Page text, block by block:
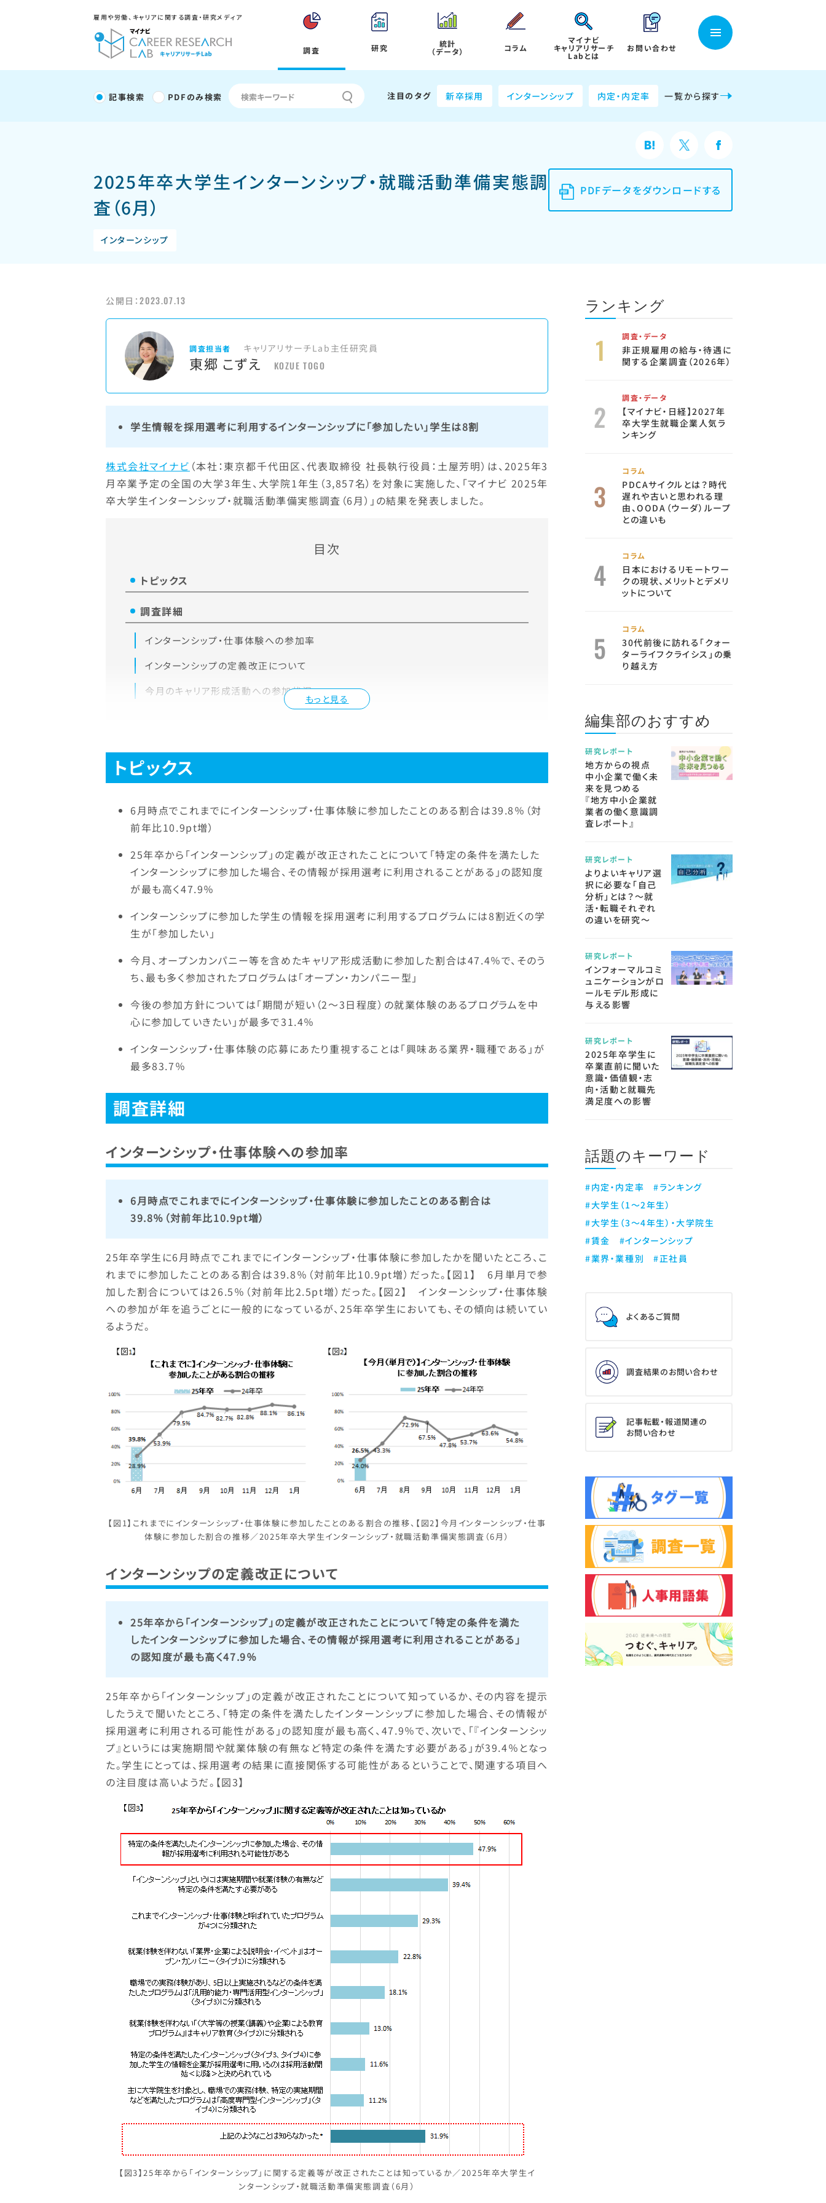
雇用や労働、キャリアに関する調査・研究メディア
調査 研究 統計
（データ） コラム
マイナビ
キャリアリサーチ
Labとは
お問い合わせ
記事検索 PDFのみ検索 注目のタグ 新卒採用 インターンシップ 内定・内定率 一覧から探す
2025年卒大学生インターンシップ・就職活動準備実態調
査（6月）
インターンシップ
PDFデータをダウンロードする
公開日：2023.07.13
調査担当者 キャリアリサーチLab主任研究員
東郷 こずえ KOZUE TOGO
学生情報を採用選考に利用するインターンシップに「参加したい」学生は8割
株式会社マイナビ （本社：東京都千代田区、代表取締役 社長執行役員：土屋芳明）は、2025年3
月卒業予定の全国の大学3年生、大学院1年生（3,857名）を対象に実施した、「マイナビ 2025年
卒大学生インターンシップ・就職活動準備実態調査（6月）」の結果を発表しました。
目次
もっと見る
トピックス
調査詳細
インターンシップ・仕事体験への参加率
インターンシップの定義改正について
今月のキャリア形成活動への参加状況
トピックス
6月時点でこれまでにインターンシップ・仕事体験に参加したことのある割合は39.8％（対
前年比10.9pt増）
25年卒から「インターンシップ」の定義が改正されたことについて「特定の条件を満たした
インターンシップに参加した場合、その情報が採用選考に利用されることがある」の認知度
が最も高く47.9％
インターンシップに参加した学生の情報を採用選考に利用するプログラムには8割近くの学
生が「参加したい」
今月、オープンカンパニー等を含めたキャリア形成活動に参加した割合は47.4％で、そのう
ち、最も多く参加されたプログラムは「オープン・カンパニー型」
今後の参加方針については「期間が短い（2～3日程度）の就業体験のあるプログラムを中
心に参加していきたい」が最多で31.4％
インターンシップ・仕事体験の応募にあたり重視することは「興味ある業界・職種である」が
最多83.7％
調査詳細
インターンシップ・仕事体験への参加率
6月時点でこれまでにインターンシップ・仕事体験に参加したことのある割合は
39.8％（対前年比10.9pt増）
25年卒学生に6月時点でこれまでにインターンシップ・仕事体験に参加したかを聞いたところ、こ
れまでに参加したことのある割合は39.8％（対前年比10.9pt増）だった。【図1】 6月単月で参
加した割合については26.5％（対前年比2.5pt増）だった。【図2】 インターンシップ・仕事体験
への参加が年を追うごとに一般的になっているが、25年卒学生においても、その傾向は続いてい
るようだ。
【図1】これまでにインターンシップ・仕事体験に参加したことのある割合の推移、【図2】今月インターンシップ・仕事
体験に参加した割合の推移／2025年卒大学生インターンシップ・就職活動準備実態調査（6月）
インターンシップの定義改正について
25年卒から「インターンシップ」の定義が改正されたことについて「特定の条件を満た
したインターンシップに参加した場合、その情報が採用選考に利用されることがある」
の認知度が最も高く47.9％
25年卒から「インターンシップ」の定義が改正されたことについて知っているか、その内容を提示
したうえで聞いたところ、「特定の条件を満たしたインターンシップに参加した場合、その情報が
採用選考に利用される可能性がある」の認知度が最も高く、47.9％で、次いで、「『インターンシッ
プ』というには実施期間や就業体験の有無など特定の条件を満たす必要がある」が39.4％となっ
た。学生にとっては、採用選考の結果に直接関係する可能性があるということで、関連する項目へ
の注目度は高いようだ。【図3】
【図3】25年卒から「インターンシップ」に関する定義等が改正されたことは知っているか／2025年卒大学生イ
ンターンシップ・就職活動準備実態調査（6月）
ランキング
調査・データ
非正規雇用の給与・待遇に
関する企業調査（2026年）
調査・データ
【マイナビ・日経】2027年
卒大学生就職企業人気ラ
ンキング
コラム
PDCAサイクルとは？時代
遅れや古いと思われる理
由、OODA（ウーダ）ループ
との違いも
コラム
日本におけるリモートワー
クの現状、メリットとデメリ
ットについて
コラム
30代前後に訪れる「クォー
ターライフクライシス」の乗
り越え方
編集部のおすすめ
研究レポート
地方からの視点
中小企業で働く未
来を見つめる
『地方中小企業就
業者の働く意識調
査レポート』
研究レポート
よりよいキャリア選
択に必要な「自己
分析」とは？～就
活・転職それぞれ
の違いを研究～
研究レポート
インフォーマルコミ
ュニケーションがロ
ールモデル形成に
与える影響
研究レポート
2025年卒学生に
卒業直前に聞いた
意識・価値観・志
向・活動と就職先
満足度への影響
話題のキーワード
#内定・内定率
#ランキング
#大学生（1～2年生）
#大学生（3～4年生）・大学院生
#賃金
#インターンシップ
#業界・業種別
#正社員
よくあるご質問
調査結果のお問い合わせ
記事転載・報道関連の
お問い合わせ